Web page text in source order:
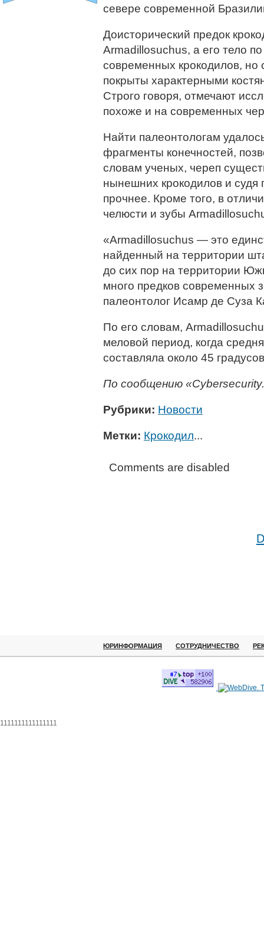
севере современной
Доисторический предок
Armadillosuchus, а его тело
современных крокодилов,
покрыты характерными
Строго говоря, отмечают
похоже и на современных
Найти палеонтологам
фрагменты конечностей,
словам ученых, череп
нынешних крокодилов и
прочнее. Кроме того, в
челюсти и зубы
«Armadillosuchus — это
найденный на территории
до сих пор на территории
много предков современных
палеонтолог Исамр де Суза
По его словам,
меловой период, когда
составляла около 45
По сообщению
Рубрики: Новости
Метки: Крокодил...
Comments are disabled
ЮРИНФОРМАЦИЯ СОТРУДНИЧЕСТВО
1111111111111111